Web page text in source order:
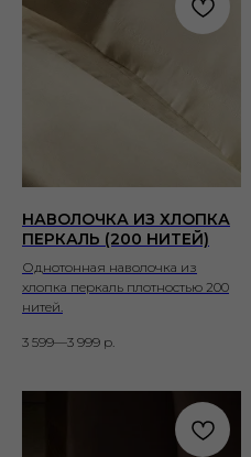
НАВОЛОЧКА ИЗ ХЛОПКА
ПЕРКАЛЬ (200 НИТЕЙ)
Однотонная наволочка из
хлопка перкаль плотностью 200
нитей.
3 599—3 999 р.